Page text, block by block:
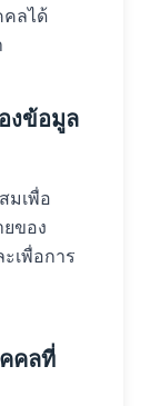
ลได้
งข้อมูล
มเพื่อ
ของ
เพื่อการ
คลที่